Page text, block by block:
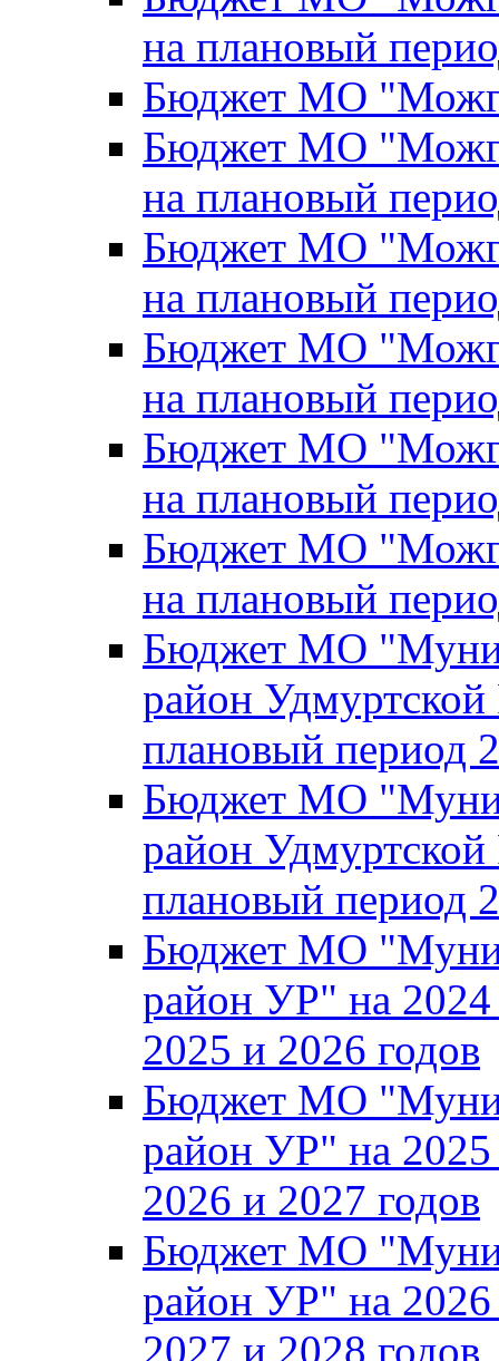
на плановый
Бюджет МО
Бюджет МО
на плановый
Бюджет МО
на плановый
Бюджет МО
на плановый
Бюджет МО
на плановый
Бюджет МО
на плановый
Бюджет МО
район
плановый период
Бюджет МО
район
плановый период
Бюджет МО
район УР" на 2024
2025 и 2026 годов
Бюджет МО
район УР" на 2025
2026 и 2027 годов
Бюджет МО
район УР" на 2026
2027 и 2028 годов